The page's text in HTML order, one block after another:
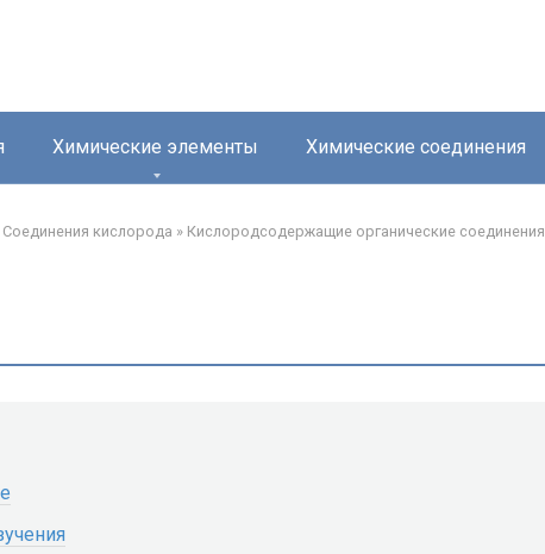
Химические элементы Химические соединения
Соединения кислорода‎ » Кислородсодержащие органические соединения‎